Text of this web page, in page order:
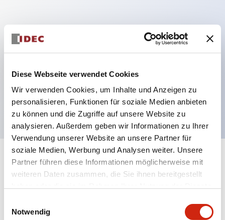
Diese Webseite verwendet Cookies
Wir verwenden Cookies, um Inhalte und Anzeigen zu
personalisieren, Funktionen für soziale Medien anbieten
zu können und die Zugriffe auf unsere Website zu
analysieren. Außerdem geben wir Informationen zu Ihrer
Verwendung unserer Website an unsere Partner für
soziale Medien, Werbung und Analysen weiter. Unsere
Partner führen diese Informationen möglicherweise mit
weiteren Daten zusammen, die Sie ihnen bereitgestellt
Notwendig
Mehrfachbefestigung möglich
Der schlüsselsichere Selektorschalter verwendet
eine hochsichere Stiftzuhaltungsstruktur
Schutzart IP65 (IEC60529)
Spezifikationen Alle erweitern
Aesthetic Specifications
Electrical Specifications (rated illuminated